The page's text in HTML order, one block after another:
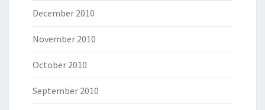
December 2010
November 2010
October 2010
September 2010